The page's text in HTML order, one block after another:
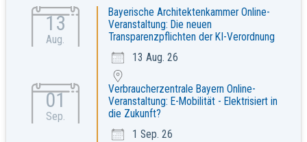
13
Aug.
Bayerische Architektenkammer Online-
Veranstaltung: Die neuen
Transparenzpflichten der KI-Verordnung
13 Aug. 26
01
Sep.
Verbraucherzentrale Bayern Online-
Veranstaltung: E-Mobilität - Elektrisiert in
die Zukunft?
1 Sep. 26